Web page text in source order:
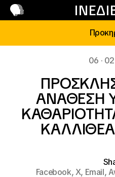
06 ·
ΑΝΑΘΕΣΗ
Facebook,X, Email,